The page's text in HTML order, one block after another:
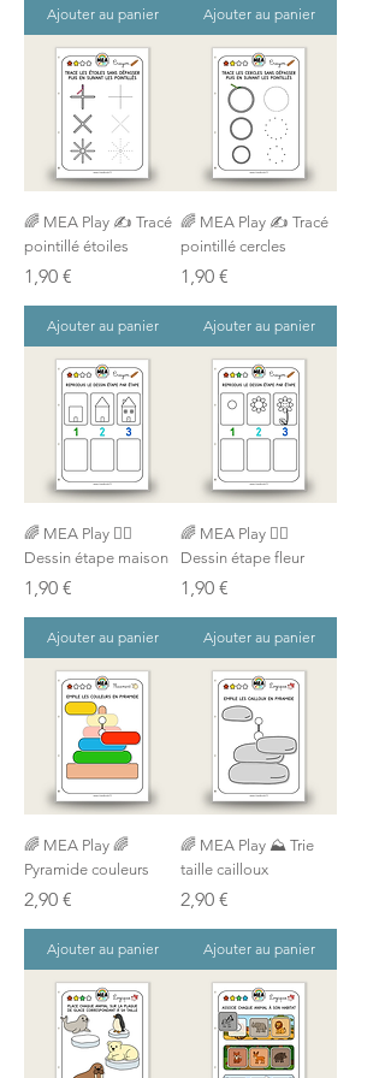
Ajouter au panier Ajouter au panier
🌈 MEA Play ✍ Tracé
pointillé étoiles
Prix
1,90 €
Ajouter au panier
🌈 MEA Play ✍ Tracé
pointillé cercles
Prix
1,90 €
Ajouter au panier
🌈 MEA Play ✍🏼
Dessin étape maison
Prix
1,90 €
Ajouter au panier
🌈 MEA Play ✍🏼
Dessin étape fleur
Prix
1,90 €
Ajouter au panier
🌈 MEA Play 🌈
Pyramide couleurs
Prix
2,90 €
Ajouter au panier
🌈 MEA Play ⛰️ Trie
taille cailloux
Prix
2,90 €
Ajouter au panier